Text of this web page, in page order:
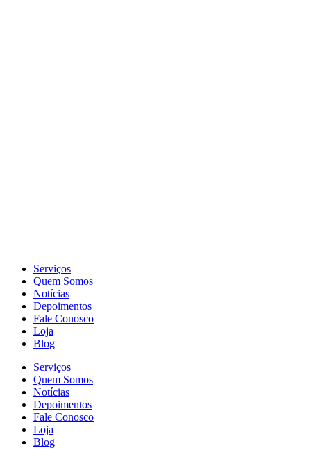
Serviços
Quem Somos
Notícias
Depoimentos
Fale Conosco
Loja
Blog
Serviços
Quem Somos
Notícias
Depoimentos
Fale Conosco
Loja
Blog